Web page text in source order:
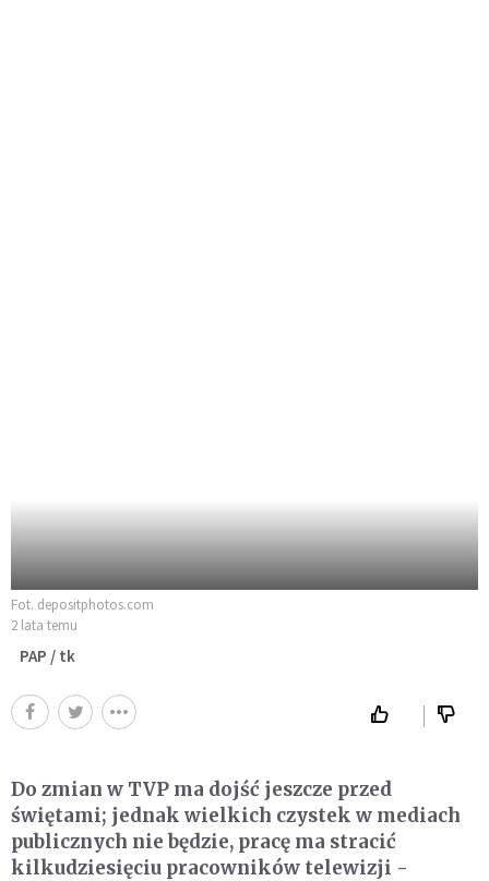
Fot. depositphotos.com
2 lata temu
PAP / tk
Do zmian w TVP ma dojść jeszcze przed
świętami; jednak wielkich czystek w mediach
publicznych nie będzie, pracę ma stracić
kilkudziesięciu pracowników telewizji -